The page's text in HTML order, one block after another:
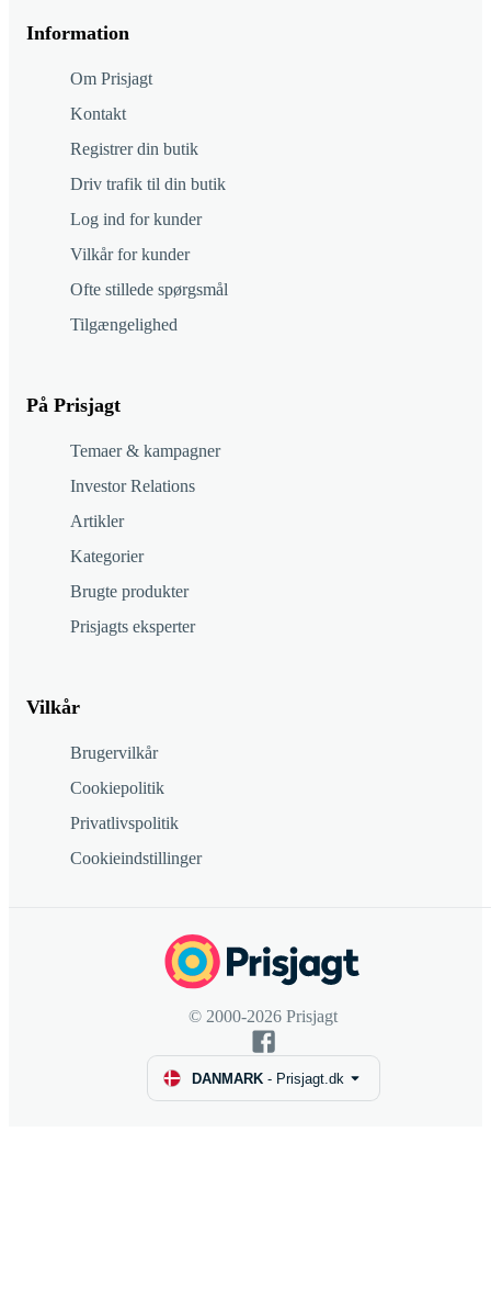
Information
Om Prisjagt
Kontakt
Registrer din butik
Driv trafik til din butik
Log ind for kunder
Vilkår for kunder
Ofte stillede spørgsmål
Tilgængelighed
På Prisjagt
Temaer & kampagner
Investor Relations
Artikler
Kategorier
Brugte produkter
Prisjagts eksperter
Vilkår
Brugervilkår
Cookiepolitik
Privatlivspolitik
Cookieindstillinger
© 2000-2026 Prisjagt
DANMARK- Prisjagt.dk